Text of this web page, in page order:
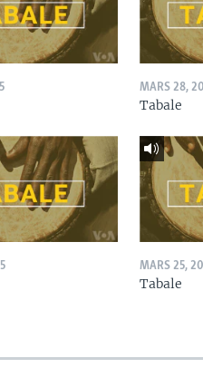
MARS 28,
Tabale
MARS 25,
Tabale